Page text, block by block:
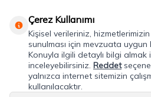
Uygulamalarımız
Adres & İletişim
Çerez Kullanımı
Kişisel verileriniz,
sunulması için mevzuata
Konuyla ilgili detaylı bilgi almak
inceleyebilirsiniz. Reddet
yalnızca internet sitemizin
kullanılacaktır.